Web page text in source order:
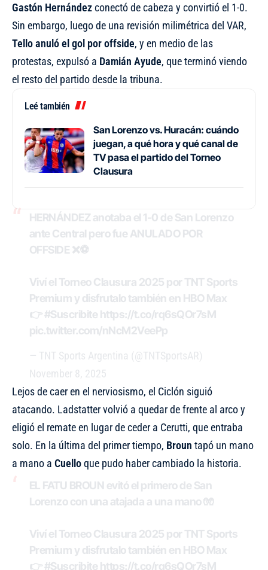
Gastón Hernándezconectó de cabeza y convirtió el 1-0.
Sin embargo, luego de una revisión milimétrica del VAR,
Tello anuló el gol por offside, y en medio de las
protestas, expulsó a Damián Ayude, que terminó viendo
el resto del partido desde la tribuna.
Leé también
San Lorenzo vs. Huracán: cuándo
juegan, a qué hora y qué canal de
TV pasa el partido del Torneo
Clausura
HERNÁNDEZ anotaba el 1-0 de San Lorenzo
ante Central pero fue ANULADO POR
OFFSIDE ❌⚽
Viví el Torneo Clausura 2025 por TNT Sports
Premium y disfrutalo también en HBO Max
👉#Suscribite https://t.co/rq6sQOr7sM
pic.twitter.com/nNcM2VeePp
— TNT Sports Argentina (@TNTSportsAR)
November 8, 2025
Lejos de caer en el nerviosismo, el Ciclón siguió
atacando. Ladstatter volvió a quedar de frente al arco y
eligió el remate en lugar de ceder a Cerutti, que entraba
solo. En la última del primer tiempo, Broun tapó un mano
a mano a Cuelloque pudo haber cambiado la historia.
EL FATU BROUN evitó el primero de San
Lorenzo con una atajada a una mano 🧤
Viví el Torneo Clausura 2025 por TNT Sports
Premium y disfrutalo también en HBO Max
👉#Suscribite https://t.co/rq6sQOr7sM